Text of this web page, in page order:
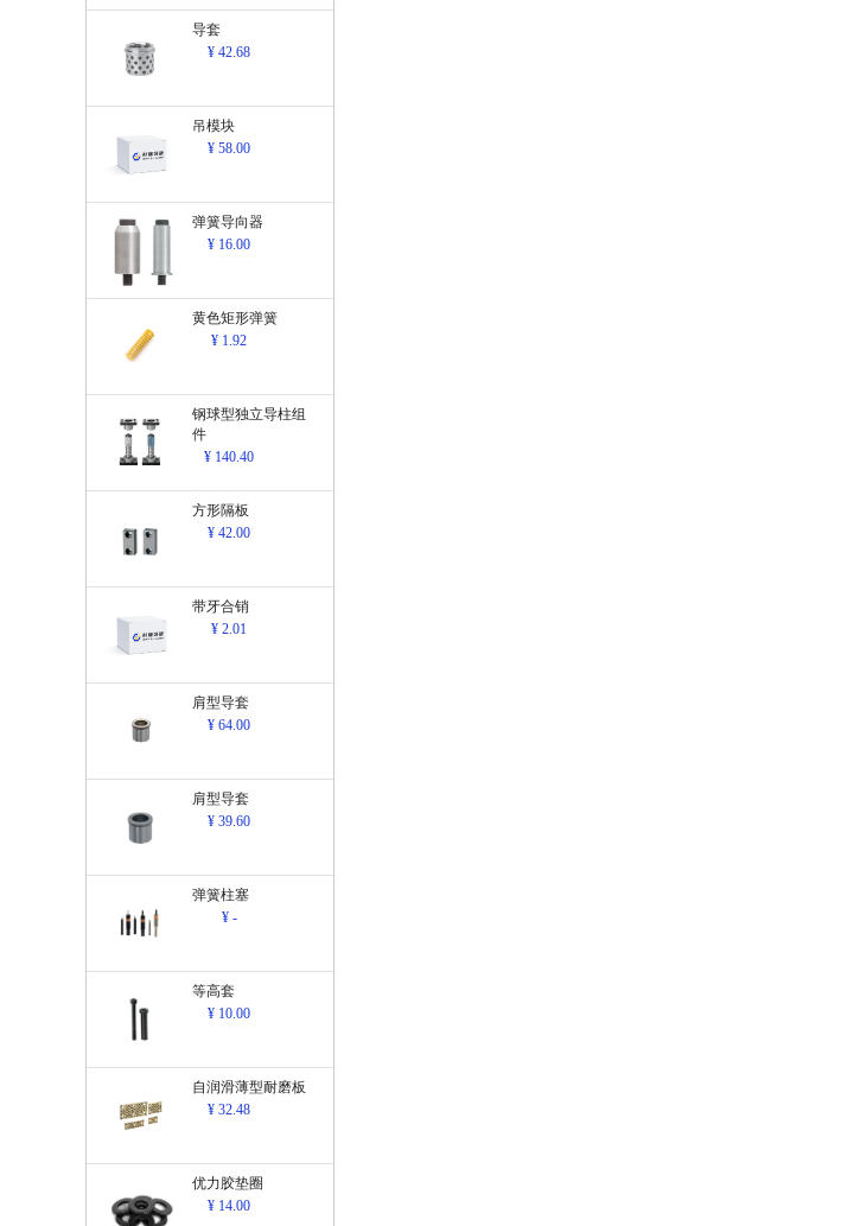
导套
¥ 42.68
吊模块
¥ 58.00
弹簧导向器
¥ 16.00
黄色矩形弹簧
¥ 1.92
钢球型独立导柱组
件
¥ 140.40
方形隔板
¥ 42.00
带牙合销
¥ 2.01
肩型导套
¥ 64.00
肩型导套
¥ 39.60
弹簧柱塞
¥ -
等高套
¥ 10.00
自润滑薄型耐磨板
¥ 32.48
优力胶垫圈
¥ 14.00